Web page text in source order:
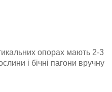
опорах мають 2-3
і бічні пагони вручну